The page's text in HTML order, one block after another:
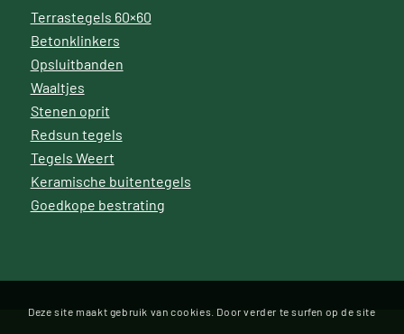
Terrastegels 60×60
Betonklinkers
Opsluitbanden
Waaltjes
Stenen oprit
Redsun tegels
Tegels Weert
Keramische buitentegels
Goedkope bestrating
Deze site maakt gebruik van cookies. Door verder te surfen op de site